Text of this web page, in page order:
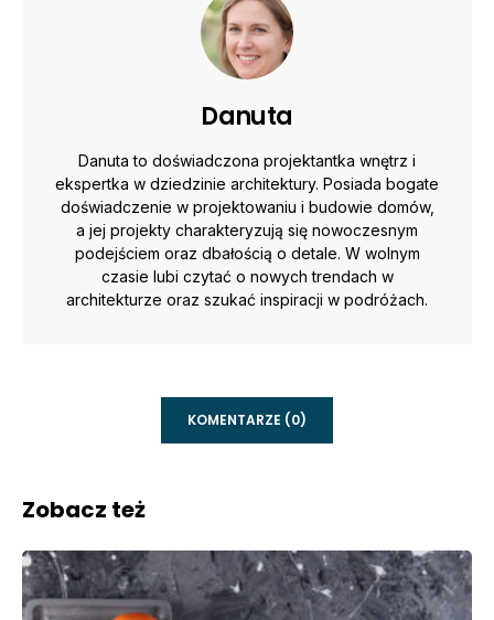
Danuta
Danuta to doświadczona projektantka wnętrz i
ekspertka w dziedzinie architektury. Posiada bogate
doświadczenie w projektowaniu i budowie domów,
a jej projekty charakteryzują się nowoczesnym
podejściem oraz dbałością o detale. W wolnym
czasie lubi czytać o nowych trendach w
architekturze oraz szukać inspiracji w podróżach.
KOMENTARZE (0)
Zobacz też